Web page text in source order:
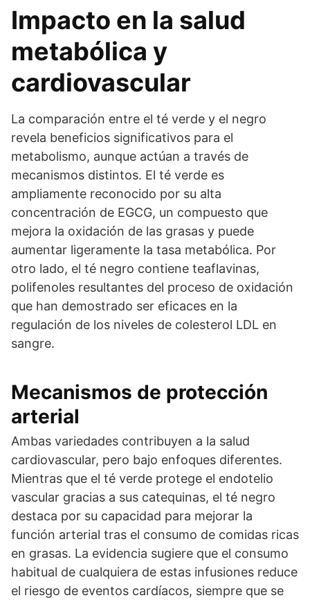
Impacto en la salud
metabólica y
cardiovascular
La comparación entre el té verde y el negro
revela beneficios significativos para el
metabolismo, aunque actúan a través de
mecanismos distintos. El té verde es
ampliamente reconocido por su alta
concentración de EGCG, un compuesto que
mejora la oxidación de las grasas y puede
aumentar ligeramente la tasa metabólica. Por
otro lado, el té negro contiene teaflavinas,
polifenoles resultantes del proceso de oxidación
que han demostrado ser eficaces en la
regulación de los niveles de colesterol LDL en
sangre.
Mecanismos de protección
arterial
Ambas variedades contribuyen a la salud
cardiovascular, pero bajo enfoques diferentes.
Mientras que el té verde protege el endotelio
vascular gracias a sus catequinas, el té negro
destaca por su capacidad para mejorar la
función arterial tras el consumo de comidas ricas
en grasas. La evidencia sugiere que el consumo
habitual de cualquiera de estas infusiones reduce
el riesgo de eventos cardíacos, siempre que se